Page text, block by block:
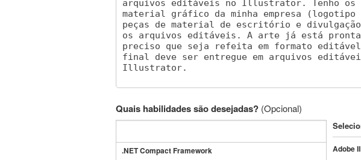
Quais habilidades são desejadas? (Opcional)
.NET Compact Framework
Adobe